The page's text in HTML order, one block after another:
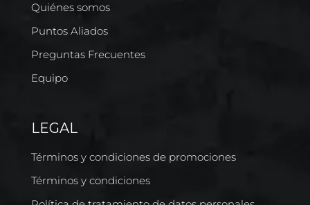
Quiénes somos
Puntos Aliados
Preguntas Frecuentes
Equipo
LEGAL
Términos y condiciones de promociones
Términos y condiciones